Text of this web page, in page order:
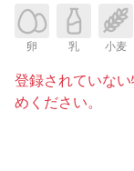
卵 乳 小麦
登録されていな
めください。